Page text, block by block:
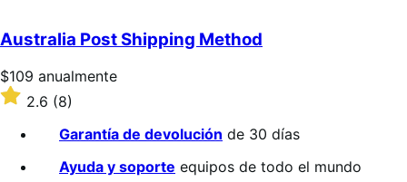
5
estrellas
Australia Post Shipping Method
Precio:
$109/anualmente
$109 anualmente
Valoración:
2.6
sobre
estrellas
2.6 (8)
Garantía de devolución de 30 días
Ayuda y soporte equipos de todo el mundo